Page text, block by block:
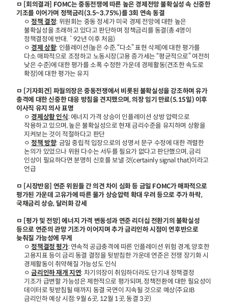
ㅁ [회의결과] FOMC는 중동전쟁에 따른 높은 경제전망 불확실성 속 신중한
기조를 이어가며 정책금리(3.5~3.75%)를 3회 연속 동결
ㅇ정책 결정: 위원회는 중동 정세가 미국 경제 전망에 대한 높은
불확실성을 초래하고 있다고 판단하며 정책금리를 동결(총 4명이
정책결정에 반대. `92년 이후 처음)
ㅇ경제 상황: 인플레이션(높은 수준, “다소” 표현 삭제)에 대한 평가를
다소 매파적으로 조정하고 노동시장(고용 증가세는 “평균적으로” 여전히
낮은 수준)에 대한 평가를 소폭 수정한 가운데 경제활동(견조한 속도로
확장)에 대한 평가는 유지
ㅁ [기자회견] 파월의장은 중동전쟁에서 비롯된 불확실성을 강조하며 유가
충격에 대한 신중한 대응 방침을 견지했으며, 의장 임기 만료(5.15일) 이후
이사직 유지 의사 표명
ㅇ경제상황 인식: 에너지 가격 상승이 인플레이션 상방 압력으로
작용하고 있으며, 높은 불확실성으로 현재 금리수준을 유지하며 상황을
지켜보는 것이 적절하다고 판단
ㅇ정책 방향: 금일 중립적 입장으로의 성명서 문구 수정에 대한 격렬한
논의가 있었으나 위원 다수는 서두를 필요가 없다고 판단했으며, 금리
인상이 필요하다면 분명히 신호를 보낼 것(certainly signal that)이라고
언급
ㅁ [시장반응] 연준 위원들 간 의견 차이 심화 등 금일 FOMC가 매파적으로
평가된 가운데 고유가에 따른 물가 상승압력 확대 우려 등으로 주가 하락,
국채금리 상승, 달러화 강세
ㅁ [평가 및 전망] 에너지 가격 변동성과 연준 리더십 전환기의 불확실성
등으로 연준의 관망 기조가 이어지며 추가 금리인하 시점이 연후반으로
늦춰질 가능성에 무게
ㅇ정책결정 평가: 연속적 공급충격에 따른 인플레이션 위험 경계, 양호한
고용지표 등이 금리 동결 결정을 뒷받침한 가운데 연준은 전쟁 장기화 시
경제활동이 취약해질 가능성도 인식
ㅇ금리인하 재개 지연: 차기의장이 취임하더라도 단기내 정책결정
기조가 급변할 가능성은 제한적으로 평가되며, 정책전환에 대한 필요성이
데이터로 뒷받침될 때까지 동결 국면이 지속될 것으로 예상(주요IB
금리인하 예상 시점: 9월 6곳, 12월 1곳, 동결 3곳)